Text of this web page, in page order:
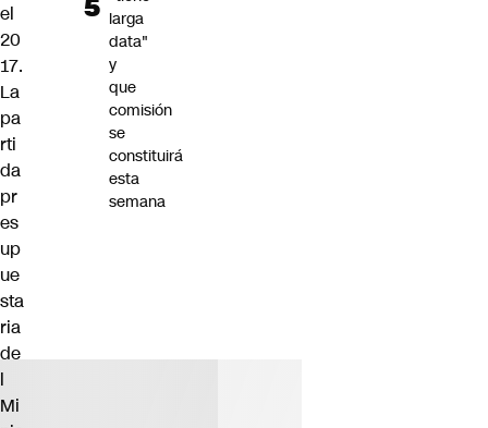
el
20
17.
La
pa
rti
da
pr
es
up
ue
sta
ria
de
l
Mi
larga
data"
y
que
comisión
se
constituirá
esta
semana